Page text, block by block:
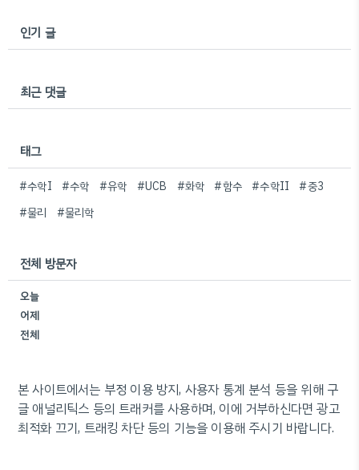
인기 글
최근 댓글
태그
#수학I #수학 #유학 #UCB #화학 #함수 #수학II
#중3
#물리
#물리학
전체 방문자
오늘
어제
전체
본 사이트에서는 부정 이용 방지, 사용자 통계 분석 등을 위해 구
글 애널리틱스 등의 트래커를 사용하며, 이에 거부하신다면 광고
최적화 끄기, 트래킹 차단 등의 기능을 이용해 주시기 바랍니다.